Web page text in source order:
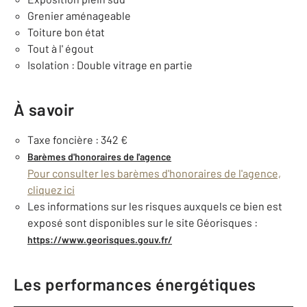
Grenier aménageable
Toiture bon état
Tout à l' égout
Isolation : Double vitrage en partie
À savoir
Taxe foncière : 342 €
Barèmes d'honoraires de l'agence
Pour consulter les barèmes d'honoraires de l'agence,
cliquez ici
Les informations sur les risques auxquels ce bien est
exposé sont disponibles sur le site Géorisques :
https://www.georisques.gouv.fr/
Les performances énergétiques